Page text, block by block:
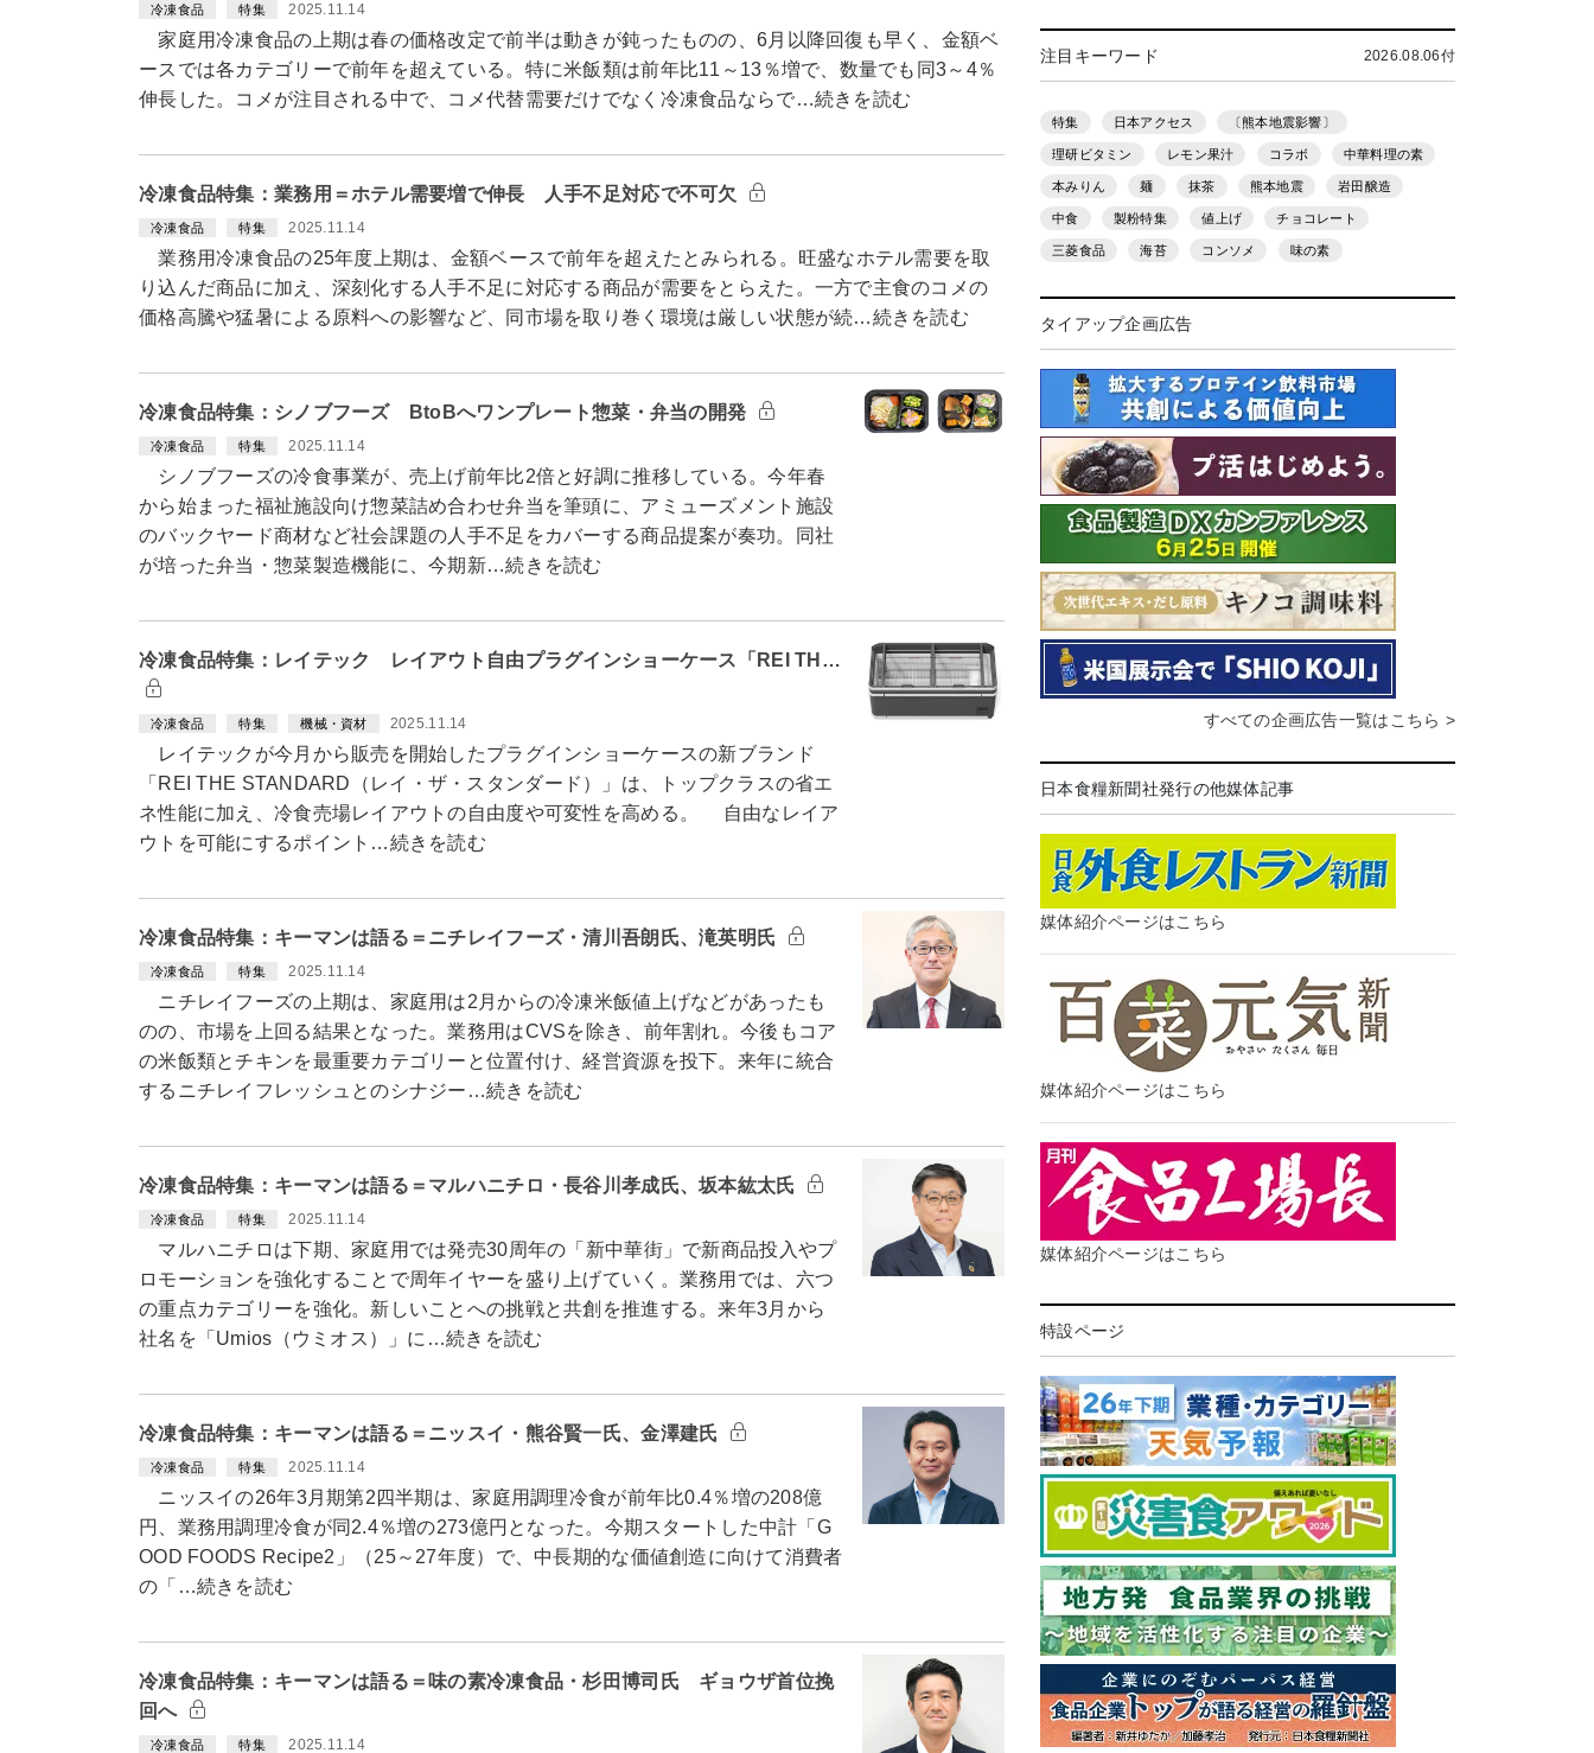
冷凍食品 特集 2025.11.14
家庭用冷凍食品の上期は春の価格改定で前半は動きが鈍ったものの、6月以降回復も早く、金額ベ
ースでは各カテゴリーで前年を超えている。特に米飯類は前年比11～13％増で、数量でも同3～4％
伸長した。コメが注目される中で、コメ代替需要だけでなく冷凍食品ならで…続きを読む
冷凍食品特集：業務用＝ホテル需要増で伸長 人手不足対応で不可欠
冷凍食品 特集 2025.11.14
業務用冷凍食品の25年度上期は、金額ベースで前年を超えたとみられる。旺盛なホテル需要を取
り込んだ商品に加え、深刻化する人手不足に対応する商品が需要をとらえた。一方で主食のコメの
価格高騰や猛暑による原料への影響など、同市場を取り巻く環境は厳しい状態が続…続きを読む
冷凍食品特集：シノブフーズ BtoBへワンプレート惣菜・弁当の開発
冷凍食品 特集 2025.11.14
シノブフーズの冷食事業が、売上げ前年比2倍と好調に推移している。今年春
から始まった福祉施設向け惣菜詰め合わせ弁当を筆頭に、アミューズメント施設
のバックヤード商材など社会課題の人手不足をカバーする商品提案が奏功。同社
が培った弁当・惣菜製造機能に、今期新…続きを読む
冷凍食品特集：レイテック レイアウト自由プラグインショーケース「REI TH…
冷凍食品 特集 機械・資材 2025.11.14
レイテックが今月から販売を開始したプラグインショーケースの新ブランド
「REI THE STANDARD（レイ・ザ・スタンダード）」は、トップクラスの省エ
ネ性能に加え、冷食売場レイアウトの自由度や可変性を高める。 自由なレイア
ウトを可能にするポイント…続きを読む
冷凍食品特集：キーマンは語る＝ニチレイフーズ・清川吾朗氏、滝英明氏
冷凍食品 特集 2025.11.14
ニチレイフーズの上期は、家庭用は2月からの冷凍米飯値上げなどがあったも
のの、市場を上回る結果となった。業務用はCVSを除き、前年割れ。今後もコア
の米飯類とチキンを最重要カテゴリーと位置付け、経営資源を投下。来年に統合
するニチレイフレッシュとのシナジー…続きを読む
冷凍食品特集：キーマンは語る＝マルハニチロ・長谷川孝成氏、坂本紘太氏
冷凍食品 特集 2025.11.14
マルハニチロは下期、家庭用では発売30周年の「新中華街」で新商品投入やプ
ロモーションを強化することで周年イヤーを盛り上げていく。業務用では、六つ
の重点カテゴリーを強化。新しいことへの挑戦と共創を推進する。来年3月から
社名を「Umios（ウミオス）」に…続きを読む
冷凍食品特集：キーマンは語る＝ニッスイ・熊谷賢一氏、金澤建氏
冷凍食品 特集 2025.11.14
ニッスイの26年3月期第2四半期は、家庭用調理冷食が前年比0.4％増の208億
円、業務用調理冷食が同2.4％増の273億円となった。今期スタートした中計「G
OOD FOODS Recipe2」（25～27年度）で、中長期的な価値創造に向けて消費者
の「…続きを読む
冷凍食品特集：キーマンは語る＝味の素冷凍食品・杉田博司氏 ギョウザ首位挽
回へ
冷凍食品 特集 2025.11.14
注目キーワード 2026.08.06付
特集 日本アクセス 〔熊本地震影響〕
理研ビタミン レモン果汁 コラボ 中華料理の素
本みりん 麺 抹茶 熊本地震 岩田醸造
中食 製粉特集 値上げ チョコレート
三菱食品 海苔 コンソメ 味の素
タイアップ企画広告
すべての企画広告一覧はこちら >
日本食糧新聞社発行の他媒体記事
媒体紹介ページはこちら
媒体紹介ページはこちら
媒体紹介ページはこちら
特設ページ